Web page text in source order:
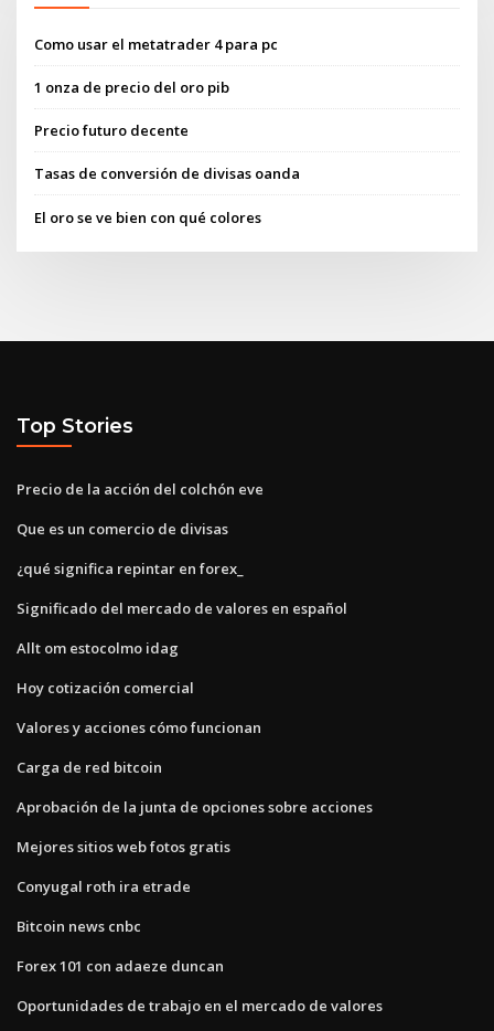
Como usar el metatrader 4 para pc
1 onza de precio del oro pib
Precio futuro decente
Tasas de conversión de divisas oanda
El oro se ve bien con qué colores
Top Stories
Precio de la acción del colchón eve
Que es un comercio de divisas
¿qué significa repintar en forex_
Significado del mercado de valores en español
Allt om estocolmo idag
Hoy cotización comercial
Valores y acciones cómo funcionan
Carga de red bitcoin
Aprobación de la junta de opciones sobre acciones
Mejores sitios web fotos gratis
Conyugal roth ira etrade
Bitcoin news cnbc
Forex 101 con adaeze duncan
Oportunidades de trabajo en el mercado de valores